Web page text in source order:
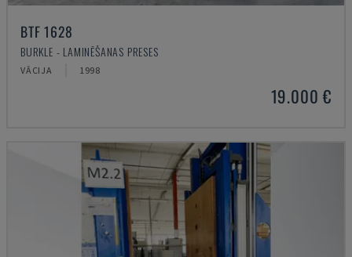
BTF 1628
BURKLE - LAMINĒŠANAS PRESES
VĀCIJA 1998
19.000 €